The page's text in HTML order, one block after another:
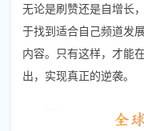
无论是刷赞还是自增长
于找到适合自己频道发
内容。只有这样，才能
出，实现真正的逆袭。